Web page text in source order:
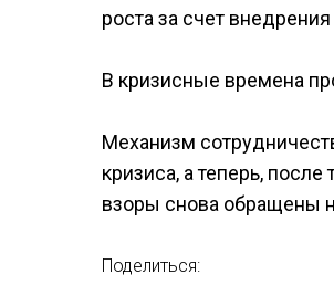
роста за счет
В кризисные времена
Механизм
кризиса, а теперь,
взоры снова обращены
Поделиться: